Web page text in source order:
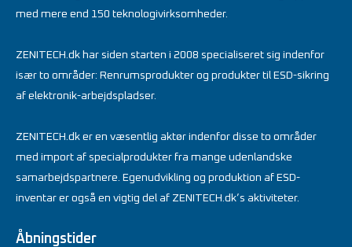
med mere end 150 teknologivirksomheder.
ZENITECH.dk har siden starten i 2008 specialiseret sig indenfor
især to områder: Renrumsprodukter og produkter til ESD-sikring
af elektronik-arbejdspladser.
ZENITECH.dk er en væsentlig aktør indenfor disse to områder
med import af specialprodukter fra mange udenlandske
samarbejdspartnere. Egenudvikling og produktion af ESD-
inventar er også en vigtig del af ZENITECH.dk’s aktiviteter.
Åbningstider